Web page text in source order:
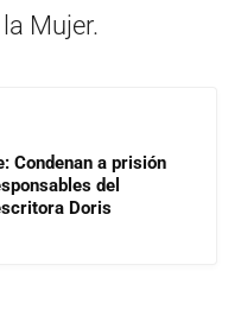
Mujer.
Condenan a prisión
del
Doris